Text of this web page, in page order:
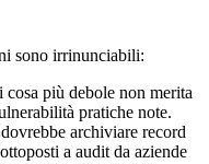
sono irrinunciabili:
cosa più debole non merita
pratiche note.
archiviare record
a audit da aziende